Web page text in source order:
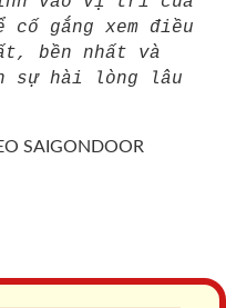
cố gắng xem điều
bền nhất và
sự hài lòng lâu
SAIGONDOOR